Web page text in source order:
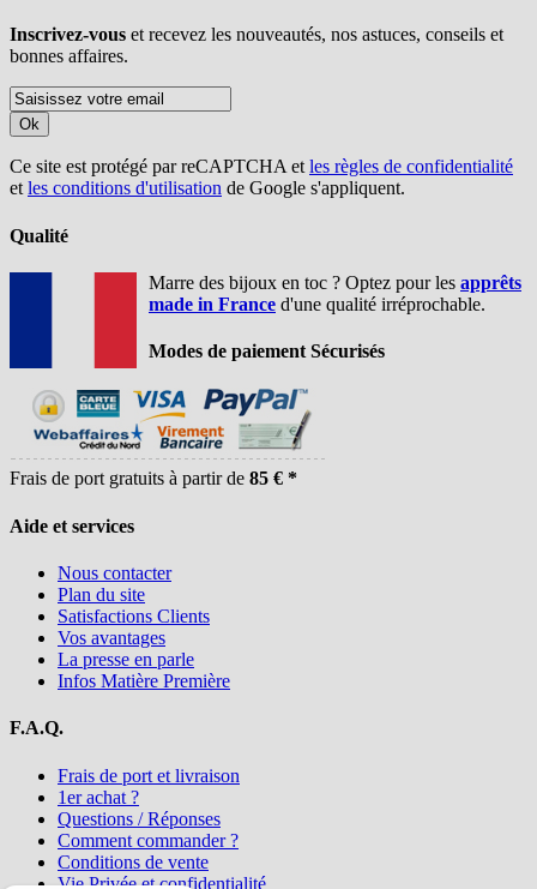
Inscrivez-vous et recevez les nouveautés, nos astuces, conseils et
bonnes affaires.
Ok
Ce site est protégé par reCAPTCHA etles règles de confidentialité
etles conditions d'utilisation de Google s'appliquent.
Qualité
Marre des bijoux en toc ? Optez pour les apprêts
made in France d'une qualité irréprochable.
Modes de paiement Sécurisés
Frais de port gratuits à partir de 85 € *
Aide et services
Nous contacter
Plan du site
Satisfactions Clients
Vos avantages
La presse en parle
Infos Matière Première
F.A.Q.
Frais de port et livraison
1er achat ?
Questions / Réponses
Comment commander ?
Conditions de vente
Vie Privée et confidentialité